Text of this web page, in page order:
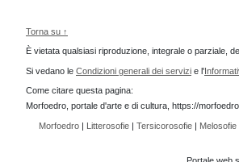
Torna su ↑
È vietata qualsiasi riproduzione, integrale o parziale,
Si vedano le Condizioni generali dei servizi e l'
Come citare questa pagina:
Morfoedro, portale d'arte e di cultura, https://
Morfoedro| Litterosofie| Tersicorosofie| Melosofie